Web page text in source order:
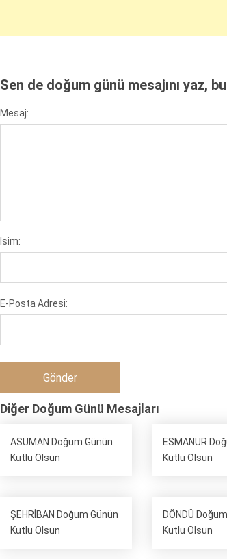
Sen de doğum günü mesajını yaz,
Mesaj:
İsim:
E-Posta Adresi:
Diğer Doğum Günü Mesajları
ASUMAN Doğum Günün
Kutlu Olsun
ESMANUR
Kutlu Olsun
ŞEHRİBAN Doğum Günün
Kutlu Olsun
DÖNDÜ
Kutlu Olsun